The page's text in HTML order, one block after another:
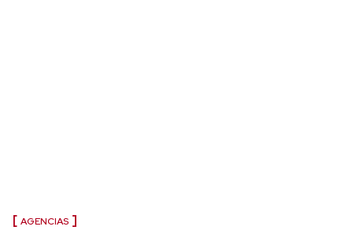
AGENCIAS